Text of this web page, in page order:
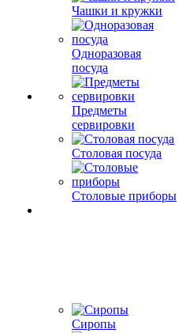
Чашки и кружки
Одноразовая
посуда
Предметы
сервировки
Столовая посуда
Столовые приборы
Сиропы